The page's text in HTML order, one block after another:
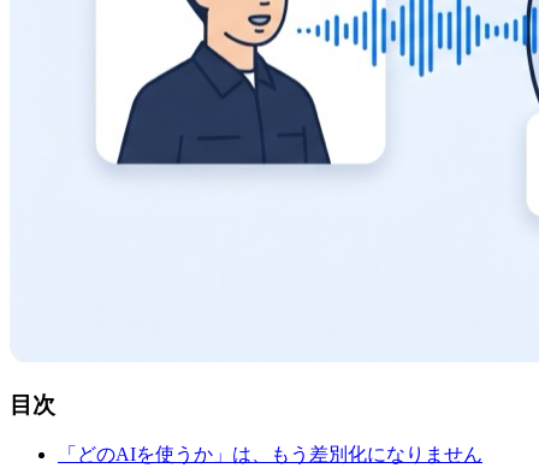
目次
「どのAIを使うか」は、 もう 差別化になりません